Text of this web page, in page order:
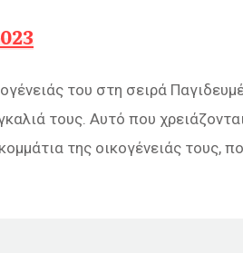
του στη σειρά
τους. Αυτό που
της οικογένειάς τους,